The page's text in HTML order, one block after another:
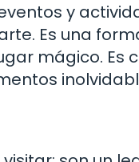
y
Es una
mágico. Es